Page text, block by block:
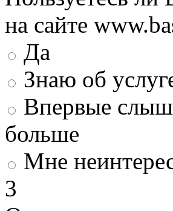
на сайте
Да
Знаю об
Впервые
больше
Мне
3